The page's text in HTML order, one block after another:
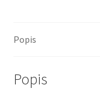
Veterinární dieta
Popis
Popis